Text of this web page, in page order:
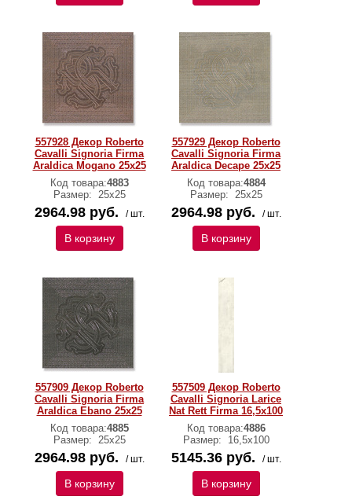
557928 Декор Roberto
Cavalli Signoria Firma
Araldica Mogano 25x25
Код товара:4883
Размер: 25x25
2964.98 руб. / шт.
В корзину
557929 Декор Roberto
Cavalli Signoria Firma
Araldica Decape 25x25
Код товара:4884
Размер: 25x25
2964.98 руб. / шт.
В корзину
557909 Декор Roberto
Cavalli Signoria Firma
Araldica Ebano 25x25
Код товара:4885
Размер: 25x25
2964.98 руб. / шт.
В корзину
557509 Декор Roberto
Cavalli Signoria Larice
Nat Rett Firma 16,5x100
Код товара:4886
Размер:
16,5x100
5145.36 руб. / шт.
В корзину